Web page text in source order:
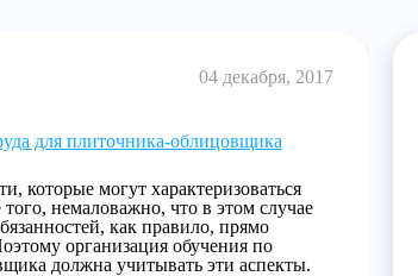
04 декабря, 2017
для плиточника-облицовщика
которые могут характеризоваться
немаловажно, что в этом случае
как правило, прямо
организация обучения по
должна учитывать эти аспекты.